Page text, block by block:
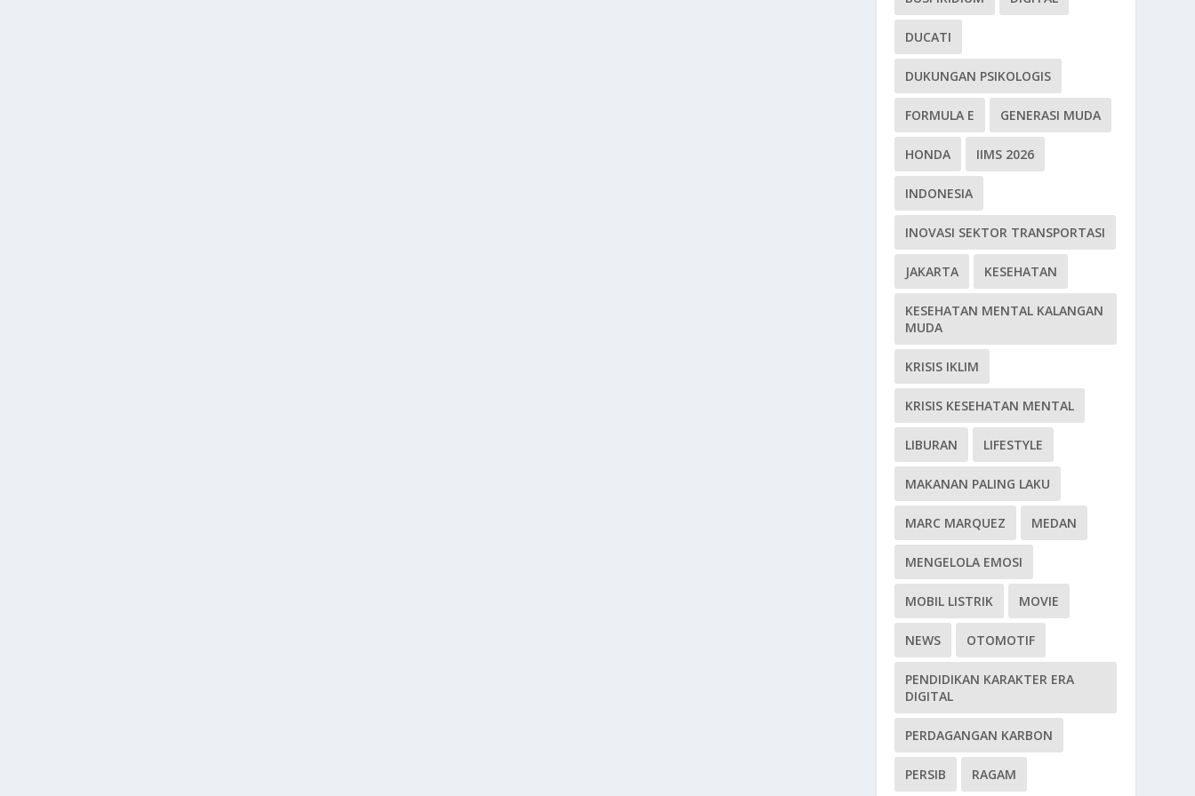
DUCATI
DUKUNGAN PSIKOLOGIS
FORMULA E GENERASI MUDA
HONDA IIMS 2026
INDONESIA
INOVASI SEKTOR TRANSPORTASI
JAKARTA KESEHATAN
KESEHATAN MENTAL KALANGAN
MUDA
KRISIS IKLIM
KRISIS KESEHATAN MENTAL
LIBURAN LIFESTYLE
MAKANAN PALING LAKU
MARC MARQUEZ MEDAN
MENGELOLA EMOSI
MOBIL LISTRIK MOVIE
NEWS OTOMOTIF
PENDIDIKAN KARAKTER ERA
DIGITAL
PERDAGANGAN KARBON
PERSIB RAGAM